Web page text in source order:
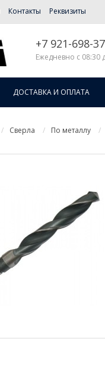
Контакты Реквизиты
+7 921-698-
Ежедневно с 08:30
ДОСТАВКА И ОПЛАТА
Сверла По металлу